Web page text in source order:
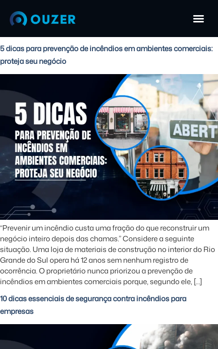
5 dicas para prevenção de incêndios em ambientes comerciais:
proteja seu negócio
“Prevenir um incêndio custa uma fração do que reconstruir um
negócio inteiro depois das chamas.” Considere a seguinte
situação. Uma loja de materiais de construção no interior do Rio
Grande do Sul opera há 12 anos sem nenhum registro de
ocorrência. O proprietário nunca priorizou a prevenção de
incêndios em ambientes comerciais porque, segundo ele, […]
10 dicas essenciais de segurança contra incêndios para
empresas